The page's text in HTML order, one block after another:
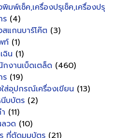
พิมพ์เช็ค,เครื่องปรุเช็ค,เครื่องปรุ
ร (4)
สแกนบาร์โค๊ต (3)
ท์ (1)
ฉิน (1)
งานเบ็ดเตล็ด (460)
ร (19)
ส่อุปกรณ์เครื่องเขียน (13)
บบัตร (2)
(11)
วด (10)
รู ที่ตัดมุมบัตร (21)